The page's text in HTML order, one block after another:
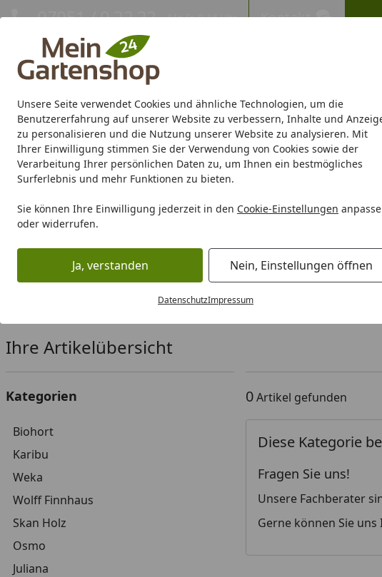
Unsere Seite verwendet Cookies und ähnliche Technologien, um die
Benutzererfahrung auf unserer Website zu verbessern, Inhalte und
zu personalisieren und die Nutzung unserer Website zu analysieren. Mit
Ihrer Einwilligung stimmen Sie der Verwendung von Cookies sowie der
Verarbeitung Ihrer persönlichen Daten zu, um Ihnen ein bestmögliches
Surferlebnis und mehr Funktionen zu bieten.
Sie können Ihre Einwilligung jederzeit in den Cookie-Einstellungen
oder widerrufen.
Ja, verstanden Nein, Einstellungen öffnen
DatenschutzImpressum
Eigene Montage-Teams
07051 / 9 22 22 Mo-Fr. 8-16 Uhr Kontakt
Gartenhaus Gerätehaus Gewächshaus Carport/Garage/Vordach
Marken Sale %
Karibu Pools inkl. gratis
Dein Traumpool im Sorglos-Paket:
Startseite
Oase Living Water Oase Teichprodukte Oase Fischfutter
Oase Gemischte Haltung
Ihre Artikelübersicht
Kategorien
Biohort
Karibu
Weka
Wolff Finnhaus
Skan Holz
Osmo
Juliana
0Artikel gefunden
Diese Kategorie
Fragen Sie uns!
Unsere Fachberater
Gerne können Sie